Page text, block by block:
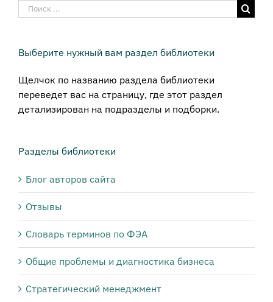
Результат
поиска:
Выберите нужный вам раздел библиотеки
Щелчок по названию раздела библиотеки
переведет вас на страницу, где этот раздел
детализирован на подразделы и подборки.
Разделы библиотеки
Блог авторов сайта
Отзывы
Словарь терминов по ФЭА
Общие проблемы и диагностика бизнеса
Стратегический менеджмент